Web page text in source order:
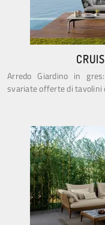
Arredo Giardino in
svariate offerte di tavolini